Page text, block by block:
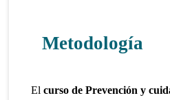
Metodología
Elcurso de Prevención y